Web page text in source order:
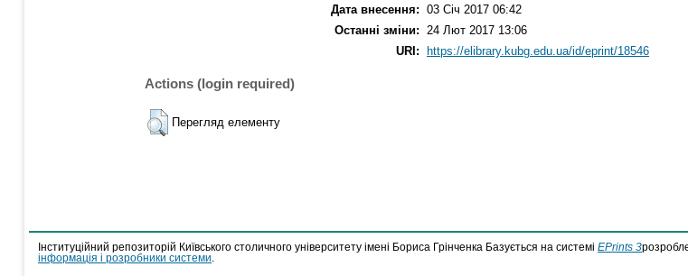
Дата внесення: 03 Січ 2017 06:42
Останні зміни:
24 Лют 2017 13:06
URI:
https://elibrary.kubg.edu.ua/id/eprint/18546
Actions (login required)
Перегляд елементу
Інституційний репозиторій Київського столичного університету імені Бориса Грінченка Базується на системі EPrints 3
інформація і розробники системи